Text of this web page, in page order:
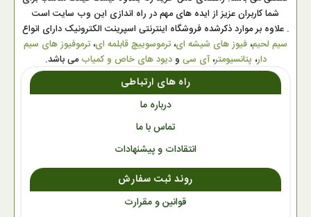
شما کاربران عزیز از ایده های مهم در راه اندازی این وب سایت است
. علاوه بر موارد ذکرشده فروشگاه اینترنتی اسپرینت الکترونیک دارای انواع
سیم لحیم، فیوز های شیشه ای، ترموسوییچ قابلمه ای، ترموفیوز های سیم
دار، پتانسیومتر،آی سی ودیود های خاص و کمیابمی باشد.
راه های ارتباطی
درباره ما
تماس با ما
انتقادات و پیشنهادات
روند ثبت سفارش
قوانین و مقرارت